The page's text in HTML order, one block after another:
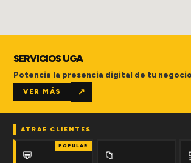
SERVICIOS UGA
Potencia la presencia digital de tu negocio
VER MÁS ↗
ATRAE CLIENTES
POPULAR
💬 📁